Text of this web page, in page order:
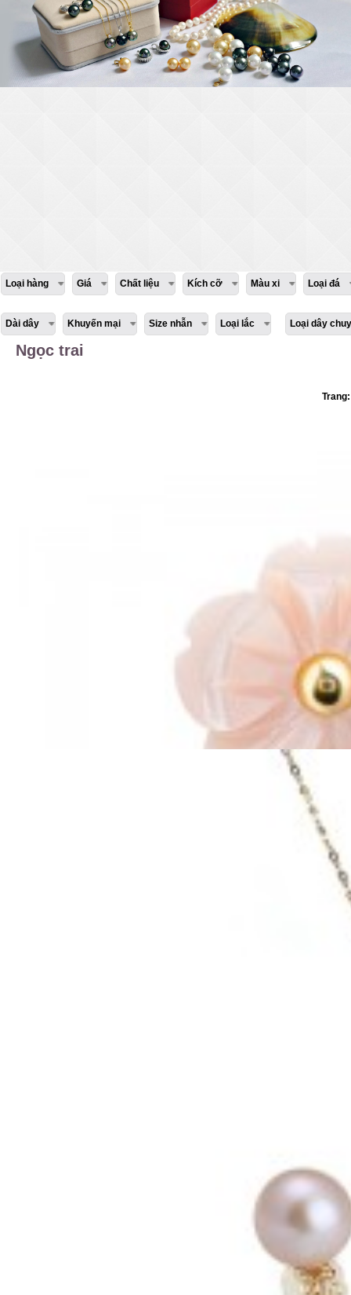
Loại hàng Giá Chất liệu Kích cỡ Màu xi Loại đá
Dài dây Khuyến mại Size nhẫn Loại lắc Loại dây
Ngọc trai
Trang: